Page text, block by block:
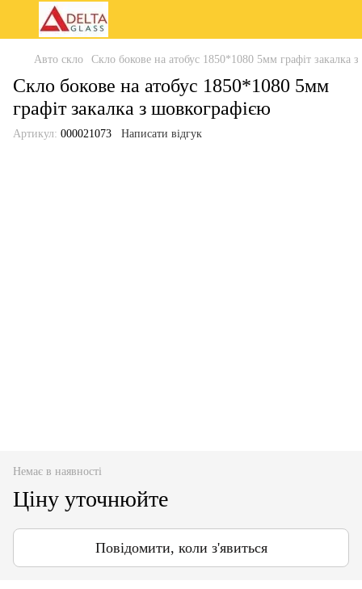
Авто скло Скло бокове на атобус 1850*1080 5мм графіт закалка
Скло бокове на атобус 1850*1080 5мм
графіт закалка з шовкографією
Артикул: 000021073 Написати відгук
Немає в наявності
Ціну уточнюйте
Повідомити, коли з'явиться